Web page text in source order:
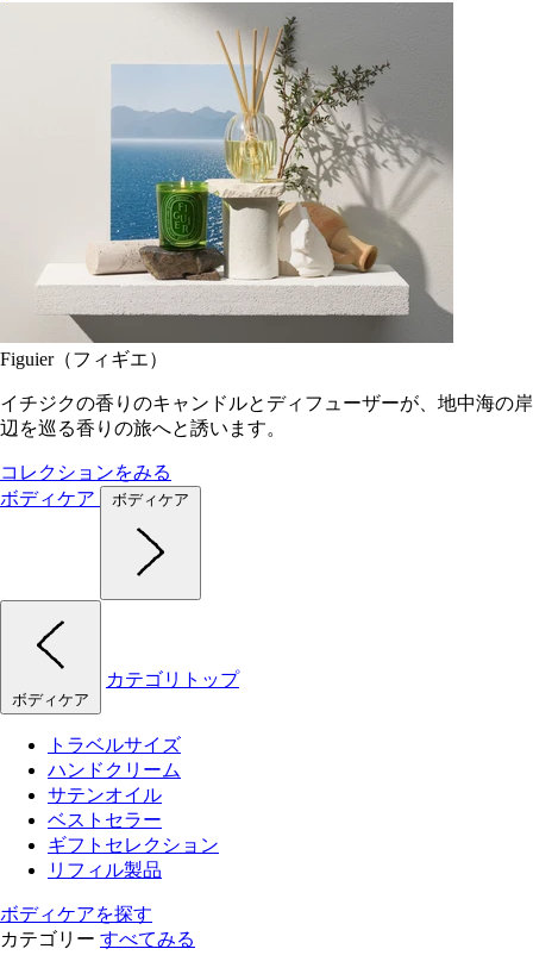
Figuier（フィギエ）
イチジクの香りのキャンドルとディフューザーが、地中海の岸
辺を巡る香りの旅へと誘います。
コレクションをみる
ボディケア
ボディケア
ボディケア
カテゴリトップ
トラベルサイズ
ハンドクリーム
サテンオイル
ベストセラー
ギフトセレクション
リフィル製品
ボディケアを探す
カテゴリー すべてみる